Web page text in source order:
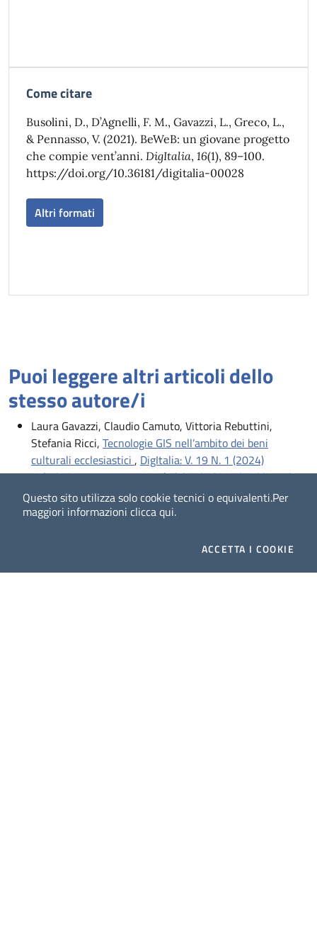
Questo sito utilizza solo cookie tecnici o equivalenti.Per
maggiori informazioni clicca qui.
ACCETTA I COOKIE
Come citare
Busolini, D., D’Agnelli, F. M., Gavazzi, L., Greco, L.,
& Pennasso, V. (2021). BeWeB: un giovane progetto
che compie vent’anni. DigItalia, 16(1), 89–100.
https://doi.org/10.36181/digitalia-00028
Altri formati
Puoi leggere altri articoli dello
stesso autore/i
Laura Gavazzi, Claudio Camuto, Vittoria Rebuttini,
Stefania Ricci, Tecnologie GIS nell’ambito dei beni
culturali ecclesiastici , DigItalia: V. 19 N. 1 (2024)
Valerio Pennasso,Le priorità del Polo SBN di Biblioteche
Ecclesiastiche (PBE) all’interno di una rinnovata visione
progettuale per i nostri istituti